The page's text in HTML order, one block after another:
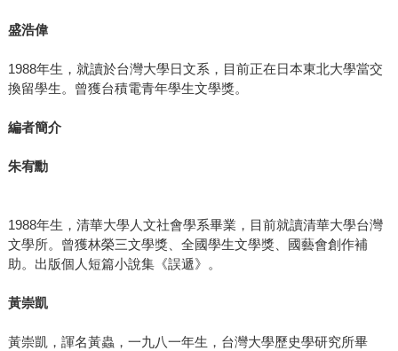
盛浩偉
1988年生，就讀於台灣大學日文系，目前正在日本東北大學當交
換留學生。曾獲台積電青年學生文學獎。
編者簡介
朱宥勳
1988年生，清華大學人文社會學系畢業，目前就讀清華大學台灣
文學所。曾獲林榮三文學獎、全國學生文學獎、國藝會創作補
助。出版個人短篇小說集《誤遞》。
黃崇凱
黃崇凱，諢名黃蟲，一九八一年生，台灣大學歷史學研究所畢